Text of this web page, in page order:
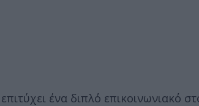
ένα διπλό επικοινωνιακό